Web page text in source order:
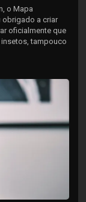
o Mapa
obrigado a criar
oficialmente que
tampouco